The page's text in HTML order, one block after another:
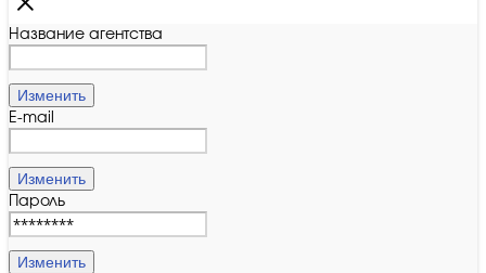
Название агентства
Изменить
E-mail
Изменить
Пароль
Изменить